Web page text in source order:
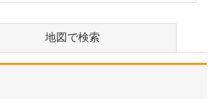
地図で検索
疾患の日常診療に対応し
てきた経験を活かし、切
>>記事全文を読む